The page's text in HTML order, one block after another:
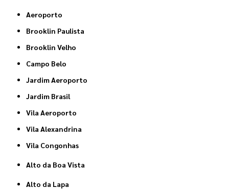
Aeroporto
Brooklin Paulista
Brooklin Velho
Campo Belo
Jardim Aeroporto
Jardim Brasil
Vila Aeroporto
Vila Alexandrina
Vila Congonhas
Alto da Boa Vista
Alto da Lapa